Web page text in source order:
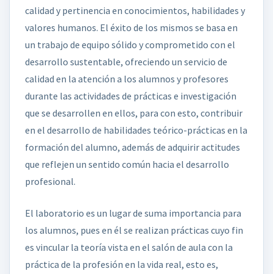
calidad y pertinencia en conocimientos, habilidades y
valores humanos. El éxito de los mismos se basa en
un trabajo de equipo sólido y comprometido con el
desarrollo sustentable, ofreciendo un servicio de
calidad en la atención a los alumnos y profesores
durante las actividades de prácticas e investigación
que se desarrollen en ellos, para con esto, contribuir
en el desarrollo de habilidades teórico-prácticas en la
formación del alumno, además de adquirir actitudes
que reflejen un sentido común hacia el desarrollo
profesional.
El laboratorio es un lugar de suma importancia para
los alumnos, pues en él se realizan prácticas cuyo fin
es vincular la teoría vista en el salón de aula con la
práctica de la profesión en la vida real, esto es,